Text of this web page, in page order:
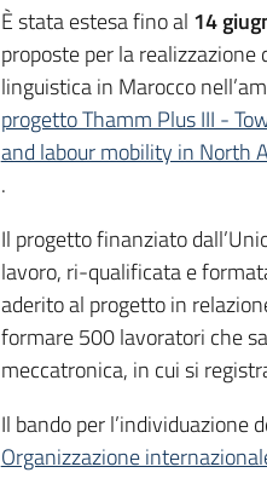
Introduzione
È stata estesa fino al 14
proposte per la
linguistica in Marocco
progetto Thamm Plus III -
and labour mobility in North
.
Il progetto finanziato
lavoro, ri-qualificata e
aderito al progetto in
formare 500 lavoratori che
meccatronica, in cui si
Il bando per l’individuazione
Organizzazione